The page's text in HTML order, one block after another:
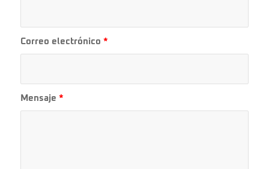
Correo electrónico *
Mensaje *